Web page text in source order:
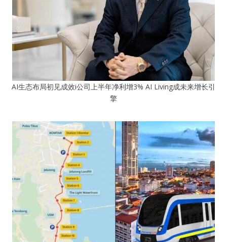
AI生态布局初见成效i公司上半年净利增3% AI Living成未来增长引
擎